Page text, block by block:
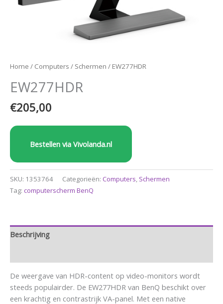
Home / Computers / Schermen / EW277HDR
EW277HDR
€205,00
Bestellen via Vivolanda.nl
SKU: 1353764 Categorieën: Computers, Schermen
Tag: computerscherm BenQ
Beschrijving
De weergave van HDR-content op video-monitors wordt
steeds populairder. De EW277HDR van BenQ beschikt over
een krachtig en contrastrijk VA-panel. Met een native